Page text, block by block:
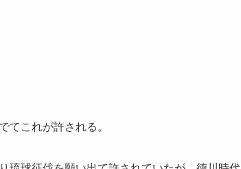
てこれが許される。